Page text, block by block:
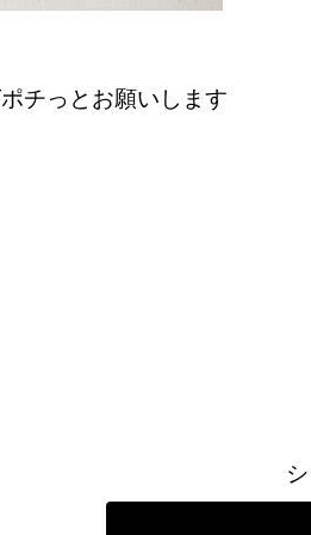
チっとお願いします